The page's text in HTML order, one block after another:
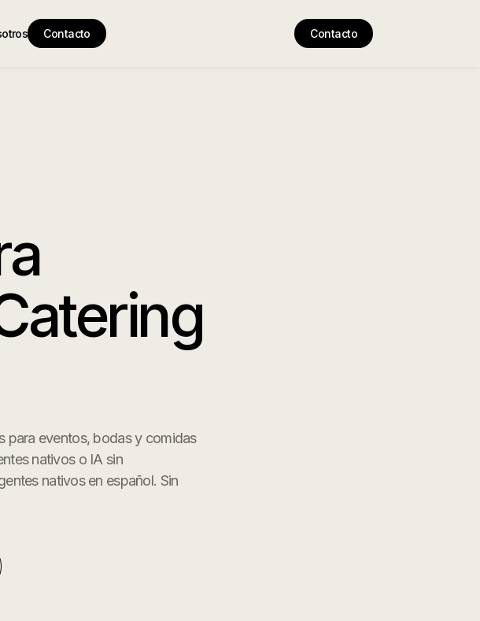
Contacto Contacto
para eventos, bodas y comidas
nativos o IA sin
nativos en español. Sin